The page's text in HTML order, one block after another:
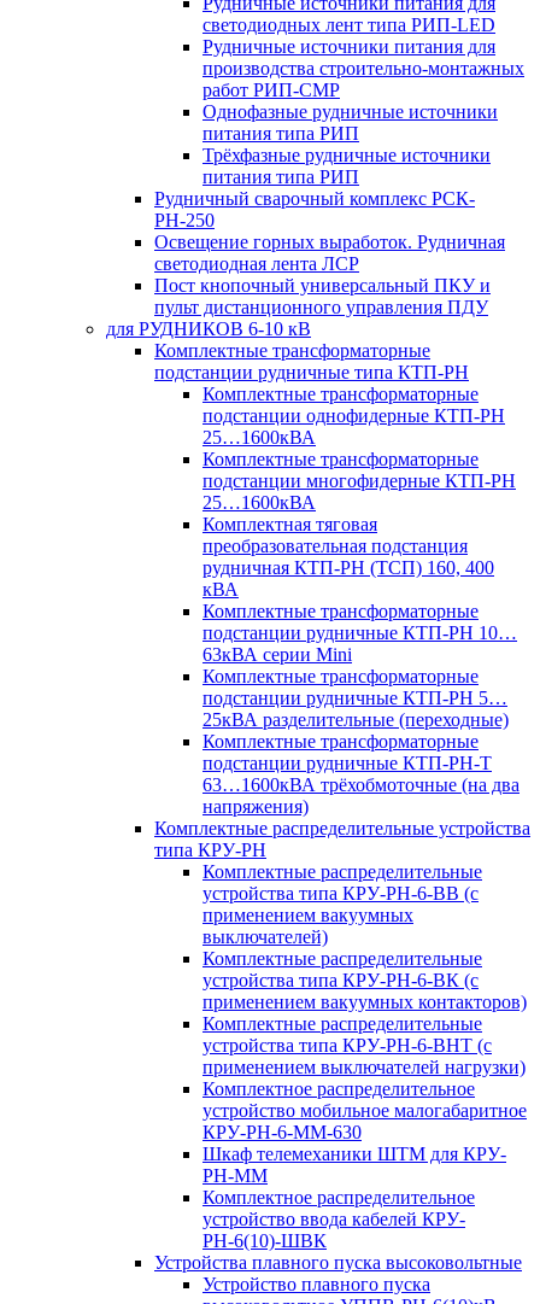
светодиодных лент типа РИП-LED
Рудничные источники питания для
производства строительно-монтажных
работ РИП-СМР
Однофазные рудничные источники
питания типа РИП
Трёхфазные рудничные источники
питания типа РИП
Рудничный сварочный комплекс РСК-
РН-250
Освещение горных выработок. Рудничная
светодиодная лента ЛСР
Пост кнопочный универсальный ПКУ и
пульт дистанционного управления ПДУ
для РУДНИКОВ 6-10 кВ
Комплектные трансформаторные
подстанции рудничные типа КТП-РН
Комплектные трансформаторные
подстанции однофидерные КТП-РН
25…1600кВА
Комплектные трансформаторные
подстанции многофидерные КТП-РН
25…1600кВА
Комплектная тяговая
преобразовательная подстанция
рудничная КТП-РН (ТСП) 160, 400
кВА
Комплектные трансформаторные
подстанции рудничные КТП-РН 10…
63кВА серии Mini
Комплектные трансформаторные
подстанции рудничные КТП-РН 5…
25кВА разделительные (переходные)
Комплектные трансформаторные
подстанции рудничные КТП-РН-Т
63…1600кВА трёхобмоточные (на два
напряжения)
Комплектные распределительные устройства
типа КРУ-РН
Комплектные распределительные
устройства типа КРУ-РН-6-ВВ (с
применением вакуумных
выключателей)
Комплектные распределительные
устройства типа КРУ-РН-6-ВК (с
применением вакуумных контакторов)
Комплектные распределительные
устройства типа КРУ-РН-6-ВНТ (с
применением выключателей нагрузки)
Комплектное распределительное
устройство мобильное малогабаритное
КРУ-РН-6-ММ-630
Шкаф телемеханики ШТМ для КРУ-
РН-ММ
Комплектное распределительное
устройство ввода кабелей КРУ-
РН-6(10)-ШВК
Устройства плавного пуска высоковольтные
Устройство плавного пуска